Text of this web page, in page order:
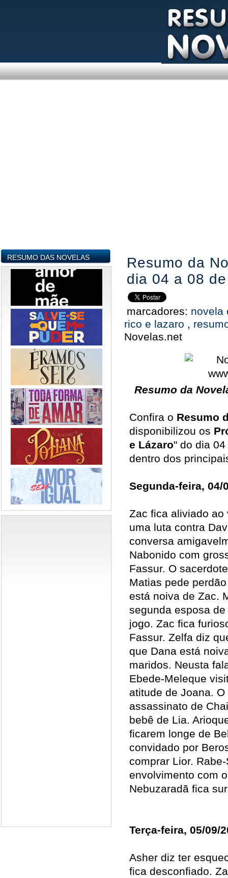
RESUMO DAS NOVELAS
Resumo da
dia 04 a 08
marcadores: novela
rico e lazaro ,
Novelas.net
Resumo da
Confira o Resumo
disponibilizou os
e Lázaro" do dia
dentro dos
Segunda-feira, 04/
Zac fica aliviado ao
uma luta contra
conversa
Nabonido com
Fassur. O
Matias pede
está noiva de Zac.
segunda esposa
jogo. Zac fica
Fassur. Zelfa diz
que Dana está
maridos. Neusta
Ebede-Meleque
atitude de Joana.
assassinato de
bebê de Lia.
ficarem longe de
convidado por
comprar Lior.
envolvimento com
Nebuzaradã fica
Terça-feira, 05/09/
Asher diz ter
fica desconfiado.